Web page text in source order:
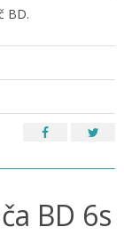
BD.
BD 6s